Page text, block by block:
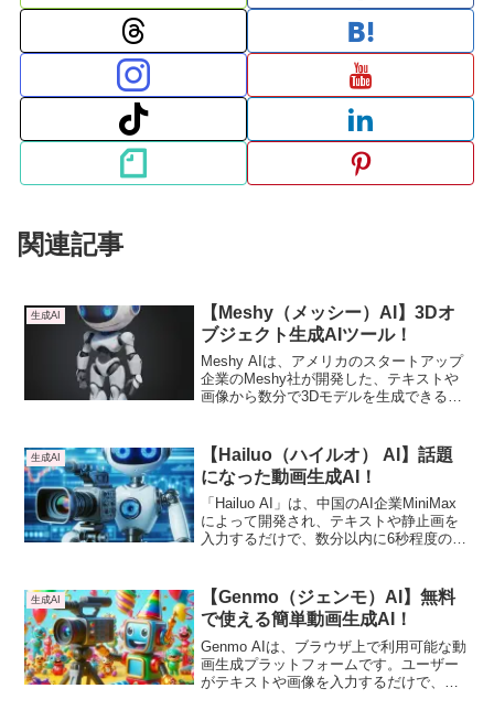
関連記事
生成AI
【Meshy（メッシー）AI】3Dオ
ブジェクト生成AIツール！
Meshy AIは、アメリカのスタートアップ
企業のMeshy社が開発した、テキストや
画像から数分で3Dモデルを生成できるAI
リエイターに世界中で信頼されている先
導的なAI 3Dモデル生成として知られてい
ます。専門知識がなくても、簡単に高品
質な3Dモデルを作成できることが最大の
特徴です。
生成AI
【Hailuo（ハイルオ） AI】話題
になった動画生成AI！
「Hailuo AI」は、中国のAI企業MiniMax
によって開発され、テキストや静止画を
入力するだけで、数分以内に6秒程度の高
25fpsの滑らかな映像として出力され、特
に人物の動きや表情、アジア系の顔の特
徴を自然に再現できる点が評価されてい
ます。
生成AI
【Genmo（ジェンモ）AI】無料
で使える簡単動画生成AI！
Genmo AIは、ブラウザ上で利用可能な動
画生成プラットフォームです。ユーザー
がテキストや画像を入力するだけで、ベ